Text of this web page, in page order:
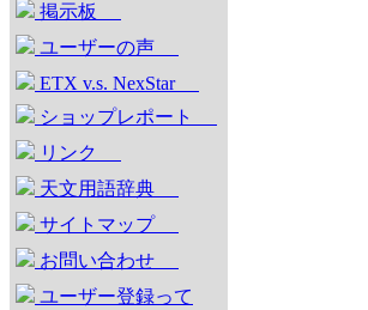
掲示板
ユーザーの声
ETX v.s. NexStar
ショップレポート
リンク
天文用語辞典
サイトマップ
お問い合わせ
ユーザー登録って